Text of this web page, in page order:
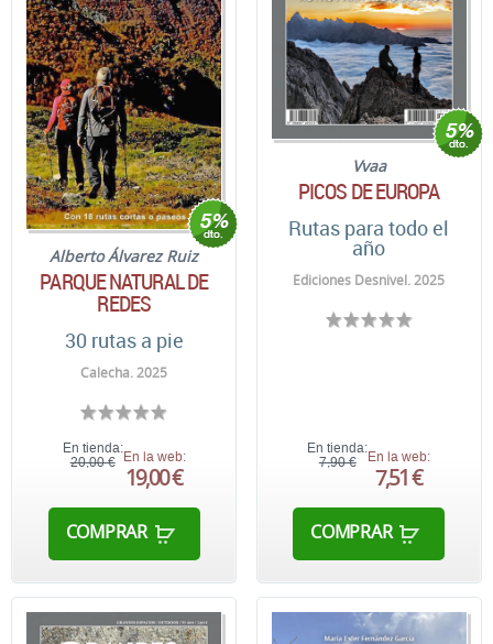
Alberto Álvarez Ruiz
PARQUE NATURAL DE
REDES
30 rutas a pie
Calecha. 2025
En tienda:
20,00 € En la web:
19,00 €
COMPRAR
Vvaa
PICOS DE EUROPA
Rutas para todo el
año
Ediciones Desnivel. 2025
En tienda:
7,90 €
En la web:
7,51 €
COMPRAR